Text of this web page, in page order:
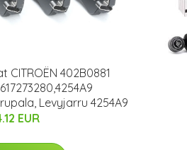
CITROËN 402B0881
Levyjarru 4254A9
EUR